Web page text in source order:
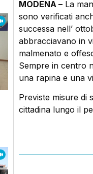
MODENA –La
sono verificati
successa nell’
abbracciavano in
malmenato e
Sempre in centro
una rapina e una
Previste misure di
cittadina lungo il